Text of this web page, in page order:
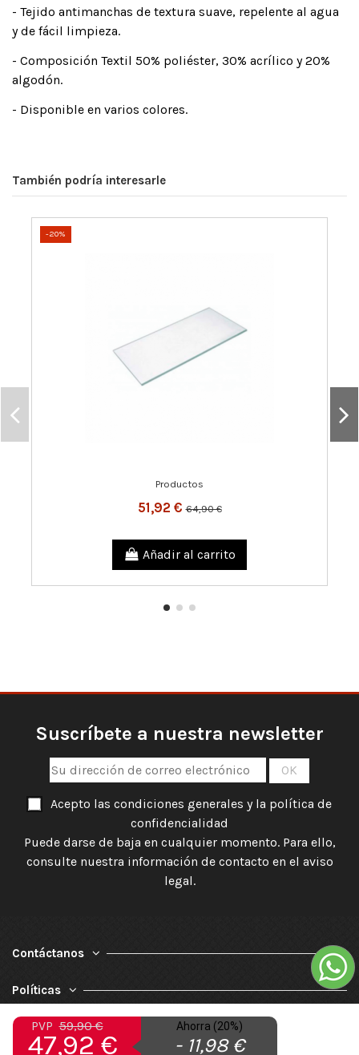
PVP59,90 €
47,92 €
Ahorra (20%)
- 11,98 €
- Tejido antimanchas de textura suave, repelente al agua
y de fácil limpieza.
- Composición Textil 50% poliéster, 30% acrílico y 20%
algodón.
- Disponible en varios colores.
También podría interesarle
-20%
Productos
51,92 €64,90 €
Añadir al carrito
Suscríbete a nuestra newsletter
Acepto las condiciones generales y la política de
confidencialidad
Puede darse de baja en cualquier momento. Para ello,
consulte nuestra información de contacto en el aviso
legal.
Contáctanos
Políticas
Nuestra Empresa